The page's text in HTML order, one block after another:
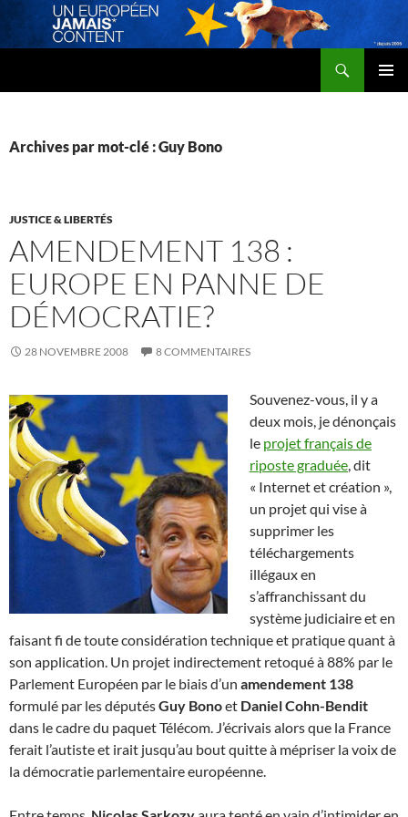
Archives par mot-clé : Guy Bono
JUSTICE & LIBERTÉS
AMENDEMENT 138 :
EUROPE EN PANNE DE
DÉMOCRATIE?
28 NOVEMBRE 2008 8 COMMENTAIRES
Souvenez-vous, il y a
deux mois, je dénonçais
le projet français de
riposte graduée, dit
« Internet et création »,
un projet qui vise à
supprimer les
téléchargements
illégaux en
s’affranchissant du
système judiciaire et en
faisant fi de toute considération technique et pratique quant à
son application. Un projet indirectement retoqué à 88% par le
Parlement Européen par le biais d’un amendement 138
formulé par les députésGuy Bonoet Daniel Cohn-Bendit
dans le cadre du paquet Télécom. J’écrivais alors que la France
ferait l’autiste et irait jusqu’au bout quitte à mépriser la voix de
la démocratie parlementaire européenne.